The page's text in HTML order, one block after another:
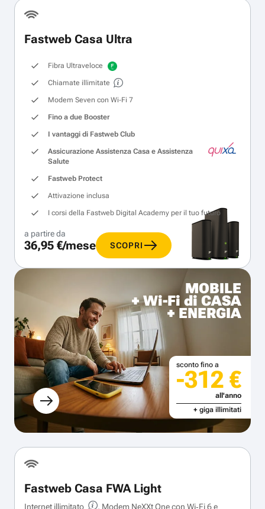
Fastweb Casa Ultra
Fibra Ultraveloce
Chiamate illimitate
Modem Seven con Wi‑Fi 7
Fino a due Booster
I vantaggi di Fastweb Club
Assicurazione Assistenza Casa e Assistenza
Salute
Fastweb Protect
Attivazione inclusa
I corsi della Fastweb Digital Academy per il tuo futuro
a partire da
36,95 €/mese SCOPRI
MOBILE
+ Wi-Fi di CASA
+ ENERGIA
sconto fino a
-312 €
all'anno
+ giga illimitati
Fastweb Casa FWA Light
Internet illimitato
, Modem NeXXt One con Wi‑Fi 6 e